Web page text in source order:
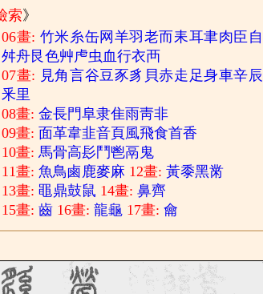
索》
06畫: 竹米 糸缶网 羊羽老而耒耳聿肉臣 自
舛舟艮色艸虍虫血行衣襾
07畫: 見角言谷豆豕豸 貝赤走 足身車辛辰
釆里
08畫:金長門阜隶隹雨靑非
09畫: 面革韋韭音頁風飛食首香
10畫:馬骨高髟 鬥鬯鬲 鬼
11畫:魚鳥鹵鹿麥麻 12畫:黃黍黑黹
13畫:黽鼎鼓鼠 14畫:鼻齊
15畫:齒 16畫:龍龜 17畫:龠